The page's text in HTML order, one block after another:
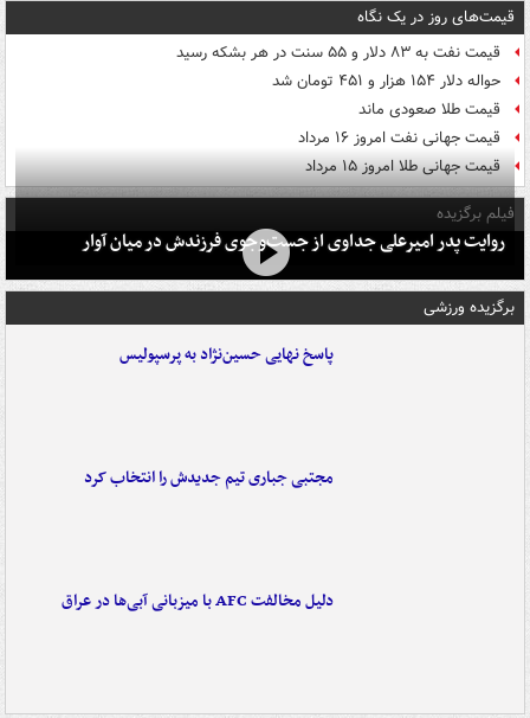
قیمت‌های روز در یک نگاه
قیمت نفت به ۸۳ دلار و ۵۵ سنت در هر بشکه رسید
حواله دلار ۱۵۴ هزار و ۴۵۱ تومان شد
قیمت طلا صعودی ماند
قیمت جهانی نفت امروز ۱۶ مرداد
قیمت جهانی طلا امروز ۱۵ مرداد
فیلم برگزیده
روایت پدر امیرعلی جداوی از جست‌وجوی فرزندش در میان آوار
برگزیده ورزشی
پاسخ نهایی حسین‌نژاد به پرسپولیس
مجتبی جباری تیم جدیدش را انتخاب کرد
دلیل مخالفت AFC با میزبانی آبی‌ها در عراق